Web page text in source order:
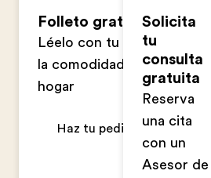
Folleto gratuito
Léelo con tu familia en
la comodidad de tu
hogar
Haz tu pedido ahora
Solicita
tu
consulta
gratuita
Reserva
una cita
con un
Asesor de